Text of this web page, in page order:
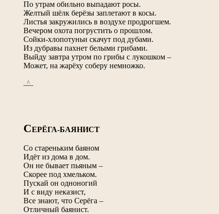
По утрам обильно выпадают росы.
Желтый шёлк берёзы заплетают в косы.
Листья закружились в воздухе продрогшем.
Вечером охота погрустить о прошлом.
Сойки-хлопотуньи скачут под дубами.
Из дубравы пахнет белыми грибами.
Выйду завтра утром по грибы с лукошком –
Может, на жарёху соберу немножко.
_^_
СЕРЁГА-БАЯНИСТ
Со стареньким баяном
Идёт из дома в дом.
Он не бывает пьяным –
Скорее под хмельком.
Пускай он одноногий
И с виду неказист,
Все знают, что Серёга –
Отличный баянист.